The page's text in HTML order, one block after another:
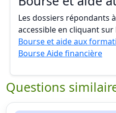
Les dossiers répondants
accessible en cliquant sur
Bourse et aide aux
Bourse Aide financière
Questions